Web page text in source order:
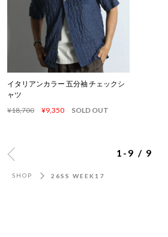
イタリアンカラー 五分袖 チェックシ
ャツ
¥18,700
¥9,350 SOLD OUT
1-9 / 9
SHOP 26SS WEEK17